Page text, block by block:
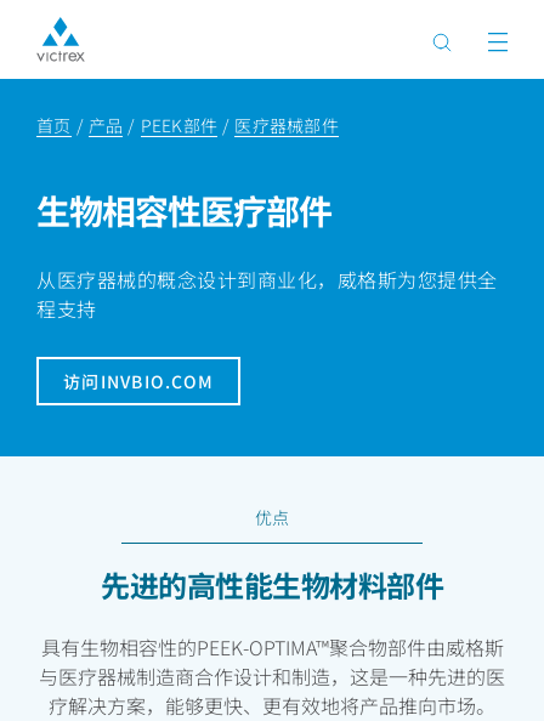
首页 产品 PEEK部件 医疗器械部件
生物相容性医疗部件
从医疗器械的概念设计到商业化，威格斯为您提供全
程支持
访问INVBIO.COM
优点
先进的高性能生物材料部件
具有生物相容性的PEEK-OPTIMA™聚合物部件由威格斯
与医疗器械制造商合作设计和制造，这是一种先进的医
疗解决方案，能够更快、更有效地将产品推向市场。